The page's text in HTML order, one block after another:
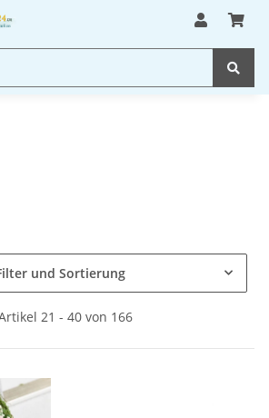
und Sortierung
21 - 40 von 166